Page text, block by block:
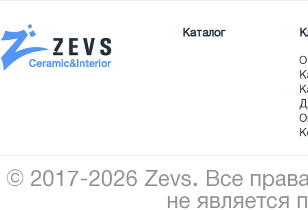
Каталог
О
© 2017-2026 Zevs. Все
не является